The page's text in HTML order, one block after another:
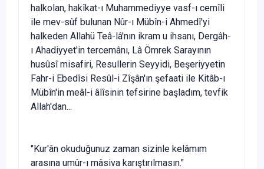
halkolan, hakîkat-ı Muhammediyye vasf-ı cemîli
ile mev-sûf bulunan Nûr-ı Mübîn-i Ahmedî'yi
halkeden Allahü Teâ-lâ'nın ikram u ihsanı, Dergâh-
ı Ahadiyyet'in tercemânı, Lâ Ömrek Sarayının
husûsî misafiri, Resullerin Seyyidi, Beşeriyyetin
Fahr-i Ebedîsi Resûl-i Zîşân'ın şefaati ile Kitâb-ı
Mübîn'in meâl-i âlîsinin tefsirine başladım, tevfik
Allah'dan...
"Kur'ân okuduğunuz zaman sizinle kelâmım
arasına umûr-ı mâsiva karıştırılmasın."